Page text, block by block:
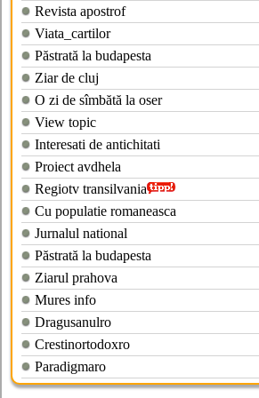
Revista apostrof
Viata_cartilor
Păstrată la budapesta
Ziar de cluj
O zi de sîmbătă la oser
View topic
Interesati de antichitati
Proiect avdhela
Regiotv transilvania
Cu populatie romaneasca
Jurnalul national
Păstrată la budapesta
Ziarul prahova
Mures info
Dragusanulro
Crestinortodoxro
Paradigmaro